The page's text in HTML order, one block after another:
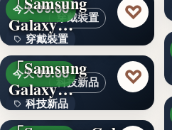
文字
穿戴裝置
今天 09:00
穿戴裝置
文字
Galaxy…
♡
科技新品
今天 09:00
科技新品
＜ソフトバンク＞
「Samsung
Galaxy…
♡
＜ドコモ＞